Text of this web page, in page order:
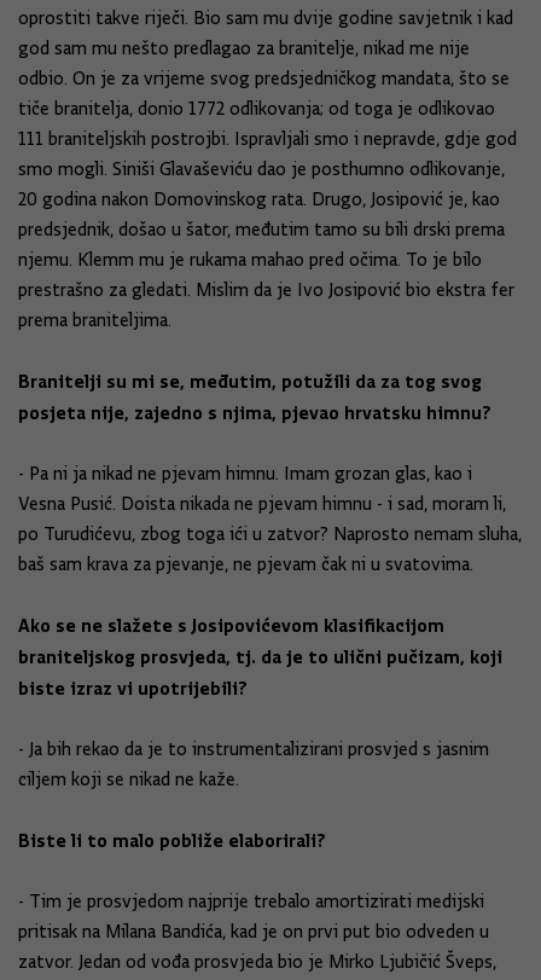
oprostiti takve riječi. Bio sam mu dvije godine savjetnik i kad
god sam mu nešto predlagao za branitelje, nikad me nije
odbio. On je za vrijeme svog predsjedničkog mandata, što se
tiče branitelja, donio 1772 odlikovanja; od toga je odlikovao
111 braniteljskih postrojbi. Ispravljali smo i nepravde, gdje god
smo mogli. Siniši Glavaševiću dao je posthumno odlikovanje,
20 godina nakon Domovinskog rata. Drugo, Josipović je, kao
predsjednik, došao u šator, međutim tamo su bili drski prema
njemu. Klemm mu je rukama mahao pred očima. To je bilo
prestrašno za gledati. Mislim da je Ivo Josipović bio ekstra fer
prema braniteljima.
Branitelji su mi se, međutim, potužili da za tog svog
posjeta nije, zajedno s njima, pjevao hrvatsku himnu?
- Pa ni ja nikad ne pjevam himnu. Imam grozan glas, kao i
Vesna Pusić. Doista nikada ne pjevam himnu - i sad, moram li,
po Turudićevu, zbog toga ići u zatvor? Naprosto nemam sluha,
baš sam krava za pjevanje, ne pjevam čak ni u svatovima.
Ako se ne slažete s Josipovićevom klasifikacijom
braniteljskog prosvjeda, tj. da je to ulični pučizam, koji
biste izraz vi upotrijebili?
- Ja bih rekao da je to instrumentalizirani prosvjed s jasnim
ciljem koji se nikad ne kaže.
Biste li to malo pobliže elaborirali?
- Tim je prosvjedom najprije trebalo amortizirati medijski
pritisak na Milana Bandića, kad je on prvi put bio odveden u
zatvor. Jedan od vođa prosvjeda bio je Mirko Ljubičić Šveps,